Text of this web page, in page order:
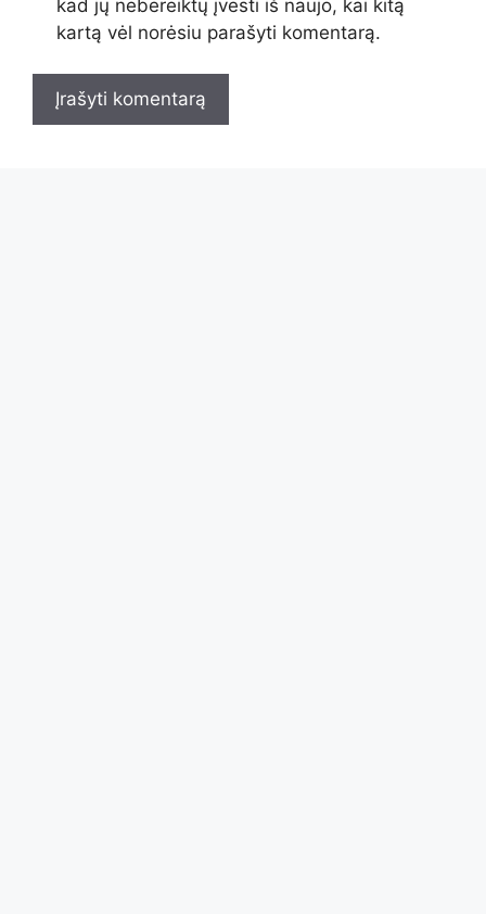
kad jų nebereiktų įvesti iš naujo, kai kitą
kartą vėl norėsiu parašyti komentarą.